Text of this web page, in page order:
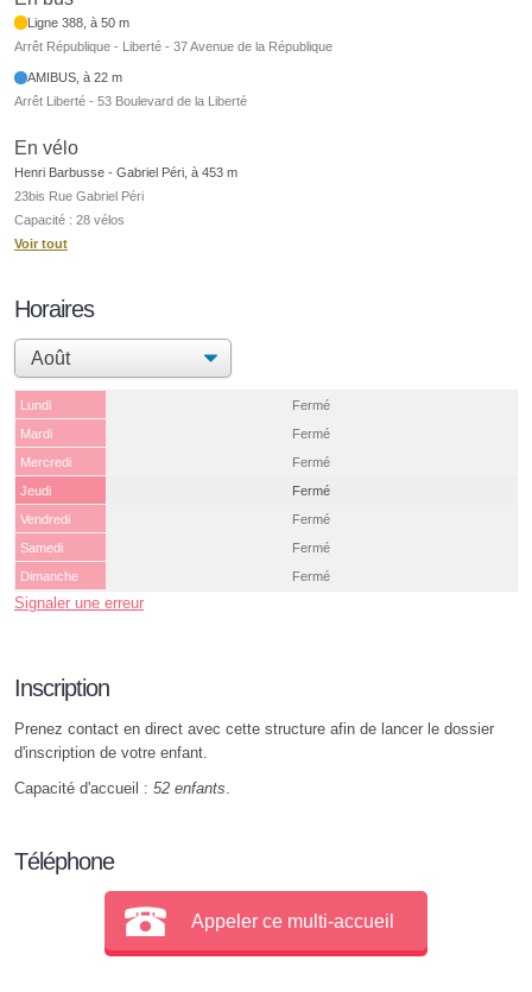
Ligne 388, à 50 m
Arrêt République - Liberté - 37 Avenue de la République
AMIBUS, à 22 m
Arrêt Liberté - 53 Boulevard de la Liberté
En vélo
Henri Barbusse - Gabriel Péri, à 453 m
23bis Rue Gabriel Péri
Capacité : 28 vélos
Voir tout
Horaires
Lundi
Fermé
Mardi
Fermé
Mercredi
Fermé
Jeudi
Fermé
Vendredi
Fermé
Samedi
Fermé
Dimanche
Fermé
Signaler une erreur
Inscription
Prenez contact en direct avec cette structure afin de lancer le dossier
d'inscription de votre enfant.
Capacité d'accueil : 52 enfants.
Téléphone
Appeler ce multi-accueil